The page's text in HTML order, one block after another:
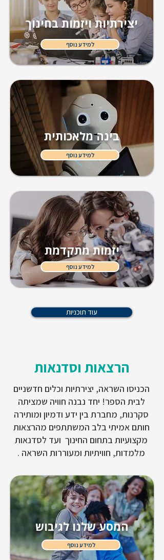
יצירתיות ויזמות בחינוך
למידע נוסף
בינה מלאכותית
למידע נוסף
יזמות מתקדמת
למידע נוסף
עוד תוכניות
הרצאות וסדנאות
הכניסו השראה, יצירתיות וכלים חדשניים
לבית הספר! יחד נבנה חוויה שמציתה
סקרנות, מחברת בין ידע ודמיון ומותירה
חותם אמיתי בלב המשתתפים מהרצאות
מקצועיות בתחום החינוך ועד לסדנאות
מלמדות, חוויתיות ומעוררות השראה .
המסע שלנו לגיבוש
למידע נוסף